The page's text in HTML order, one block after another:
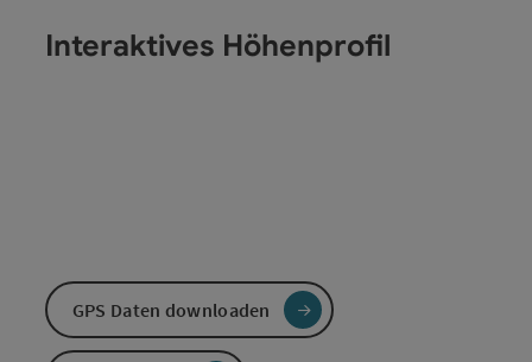
Interaktives Höhenprofil
GPS Daten downloaden